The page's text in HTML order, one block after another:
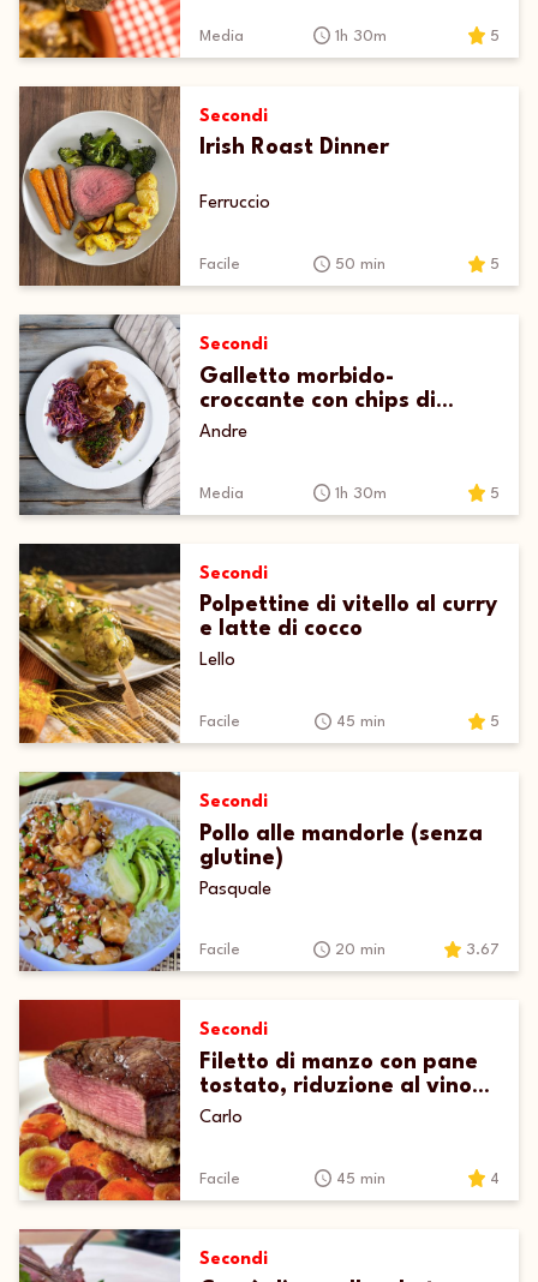
Media 1h 30m 5
Secondi
Irish Roast Dinner
Ferruccio
Facile 50 min 5
Secondi
Galletto morbido-
croccante con chips di
patate e coleslaw di cavolo
Andre
Media 1h 30m 5
Secondi
Polpettine di vitello al curry
e latte di cocco
Lello
Facile 45 min 5
Secondi
Pollo alle mandorle (senza
glutine)
Pasquale
Facile 20 min 3.67
Secondi
Filetto di manzo con pane
tostato, riduzione al vino
rosso e carote di Polignano
Carlo
Facile 45 min 4
Secondi